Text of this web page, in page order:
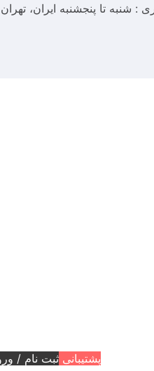
: شنبه تا پنجشنبه ایران، تهران
پشتیبانی ثبت نام /